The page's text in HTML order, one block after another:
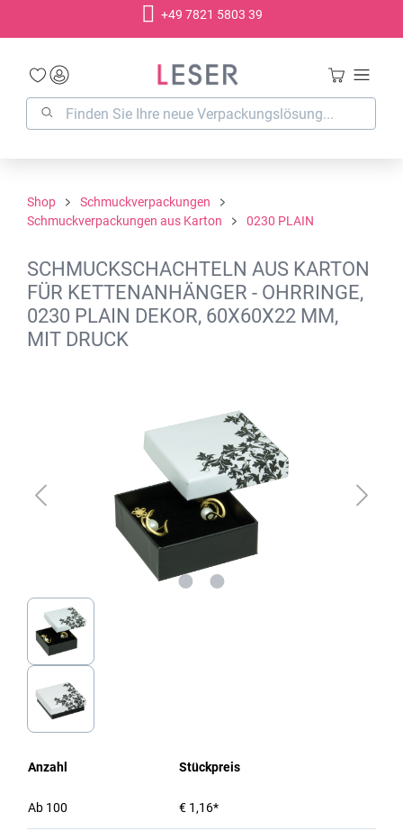
+49 7821 5803 39
Shop
Schmuckverpackungen
Schmuckverpackungen aus Karton
0230 PLAIN
SCHMUCKSCHACHTELN AUS KARTON
FÜR KETTENANHÄNGER - OHRRINGE,
0230 PLAIN DEKOR, 60X60X22 MM,
MIT DRUCK
Anzahl Stückpreis
Ab 100 € 1,16*